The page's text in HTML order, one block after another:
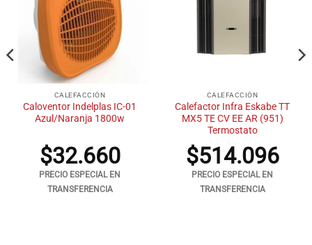
CALEFACCIÓN
Caloventor Indelplas IC-01
Azul/Naranja 1800w
$32.660
PRECIO ESPECIAL EN
TRANSFERENCIA
CALEFACCIÓN
Calefactor Infra Eskabe TT
MX5 TE CV EE AR (951)
Termostato
$514.096
PRECIO ESPECIAL EN
TRANSFERENCIA